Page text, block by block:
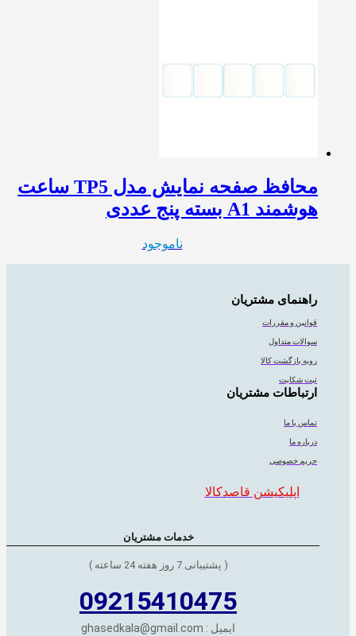
محافظ صفحه نمایش مدل TP5 ساعت
هوشمند A1 بسته پنج عددی
ناموجود
راهنمای مشتریان
قوانین و مقررات
سوالات متداول
رویه بازگشت کالا
ثبت شکایت
ارتباطات مشتریان
تماس با ما
درباره ما
حریم خصوصی
اپلیکیشن قاصدکالا
خدمات مشتریان
( پشتیبانی 7 روز هفته 24 ساعته )
09215410475
ایمیل : ghasedkala@gmail.com